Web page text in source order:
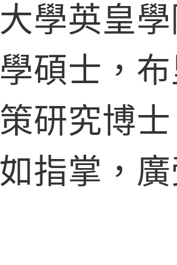
學英皇
碩士，
研究博
指掌，